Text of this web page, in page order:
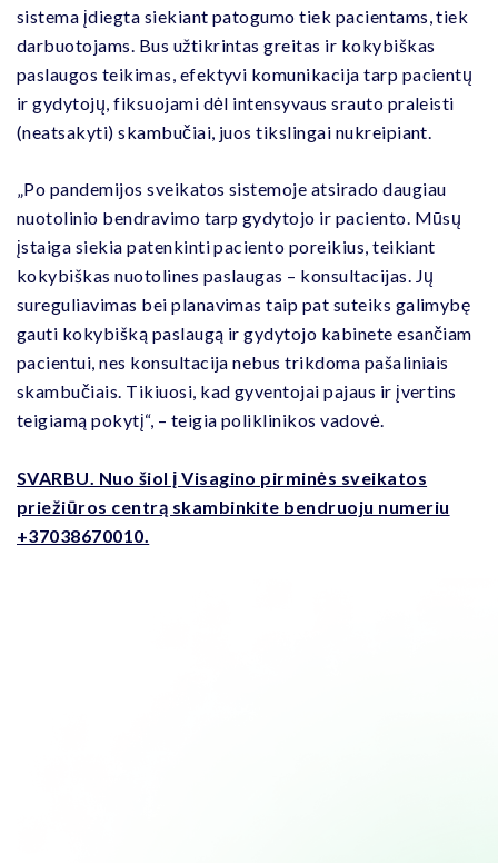
sistema įdiegta siekiant patogumo tiek pacientams, tiek
darbuotojams. Bus užtikrintas greitas ir kokybiškas
paslaugos teikimas, efektyvi komunikacija tarp pacientų
ir gydytojų, fiksuojami dėl intensyvaus srauto praleisti
(neatsakyti) skambučiai, juos tikslingai nukreipiant.
„Po pandemijos sveikatos sistemoje atsirado daugiau
nuotolinio bendravimo tarp gydytojo ir paciento. Mūsų
įstaiga siekia patenkinti paciento poreikius, teikiant
kokybiškas nuotolines paslaugas – konsultacijas. Jų
sureguliavimas bei planavimas taip pat suteiks galimybę
gauti kokybišką paslaugą ir gydytojo kabinete esančiam
pacientui, nes konsultacija nebus trikdoma pašaliniais
skambučiais. Tikiuosi, kad gyventojai pajaus ir įvertins
teigiamą pokytį“, – teigia poliklinikos vadovė.
SVARBU. Nuo šiol į Visagino pirminės sveikatos
priežiūros centrą skambinkite bendruoju numeriu
+37038670010.